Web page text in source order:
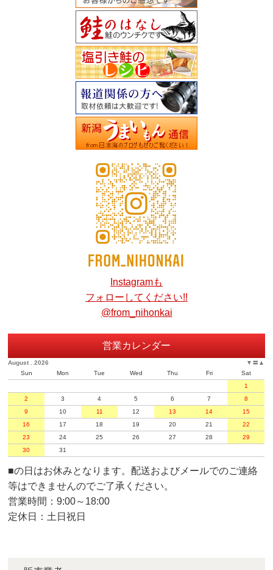
Instagramも
フォローしてください!!
@from_nihonkai
営業カレンダー
▲
〓
▼
August . 2026
Sun
Mon Tue Wed Thu Fri
Sat
1
2
3 4 5 6 7
8
9
10 11 12 13 14
15
16
17 18 19 20 21
22
23
24 25 26 27 28
29
30
31
■の日はお休みとなります。配送およびメールでのご連絡
等はできませんのでご了承ください。
営業時間：9:00～18:00
定休日：土日祝日